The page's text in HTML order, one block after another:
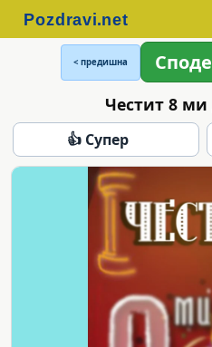
< предишна
Честит 8
👍 Супер